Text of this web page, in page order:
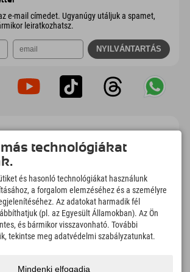
e-mail címedet. Ugyanúgy utáljuk a spamet,
leiratkozhatsz.
az Úticélom
áttekintéssel,
áttekintéssel és
ideje
4.634km
Sí- és snowboardpályák
technológiákat
és hasonló technológiákat használunk
a forgalom elemzéséhez és a személyre
Az adatokat harmadik fél
(pl. az Egyesült Államokban). Az Ön
és bármikor visszavonható. További
tekintse meg adatvédelmi szabályzatunkat.
Mindenki elfogadja